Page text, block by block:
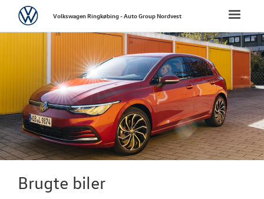
FORSIDE
NYE
NYE VAREBILER
BRUGTE BILER
Toggle
VolkswagenVolkswagen Ringkøbing - Auto Group Nordvest
Brugte biler